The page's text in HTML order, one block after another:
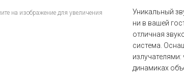
на изображение для увеличения
Уникальный
ни в вашей
отличная
система.
динамиках